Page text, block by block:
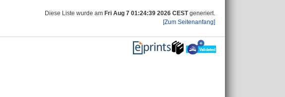
Diese Liste wurde am Fri Aug 7 01:24:39 2026 CESTgeneriert.
[Zum Seitenanfang]